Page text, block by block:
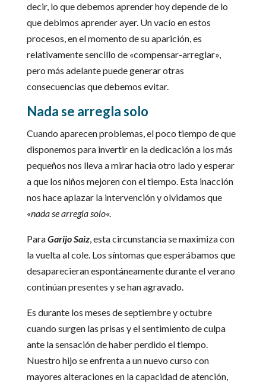
decir, lo que debemos aprender hoy depende de lo
que debimos aprender ayer. Un vacío en estos
procesos, en el momento de su aparición, es
relativamente sencillo de «compensar-arreglar»,
pero más adelante puede generar otras
consecuencias que debemos evitar.
Nada se arregla solo
Cuando aparecen problemas, el poco tiempo de que
disponemos para invertir en la dedicación a los más
pequeños nos lleva a mirar hacia otro lado y esperar
a que los niños mejoren con el tiempo. Esta inacción
nos hace aplazar la intervención y olvidamos que
«nada se arregla solo«.
ParaGarijo Saiz, esta circunstancia se maximiza con
la vuelta al cole. Los síntomas que esperábamos que
desaparecieran espontáneamente durante el verano
continúan presentes y se han agravado.
Es durante los meses de septiembre y octubre
cuando surgen las prisas y el sentimiento de culpa
ante la sensación de haber perdido el tiempo.
Nuestro hijo se enfrenta a un nuevo curso con
mayores alteraciones en la capacidad de atención,